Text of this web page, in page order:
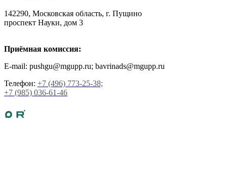
142290, Московская область, г. Пущино
проспект Науки, дом 3
Приёмная комиссия:
E-mail: pushgu@mgupp.ru; bavrinads@mgupp.ru
Телефон: +7 (496) 773-25-38;
+7 (985) 036-61-46